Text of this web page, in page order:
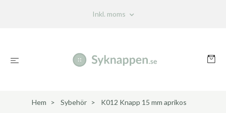
Inkl. moms
Hem Sybehör K012 Knapp 15 mm aprikos